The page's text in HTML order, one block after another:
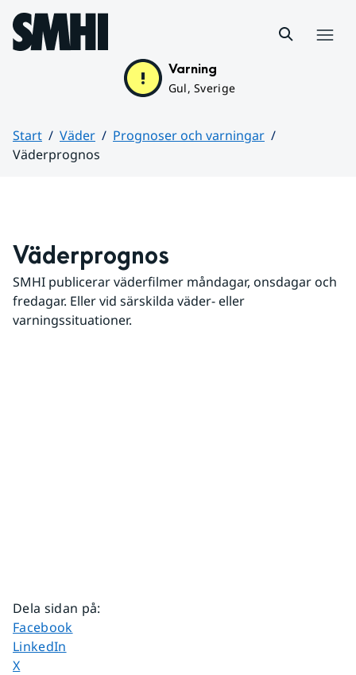
Hoppa till sidans innehåll
Varning
Gul, Sverige
Start Väder
Prognoser och varningar
Väderprognos
Väderprognos
SMHI publicerar väderfilmer måndagar, onsdagar och
fredagar. Eller vid särskilda väder- eller
varningssituationer.
Dela sidan på:
Dela sidan på
Facebook
Dela sidan på
LinkedIn
Dela sidan på
X